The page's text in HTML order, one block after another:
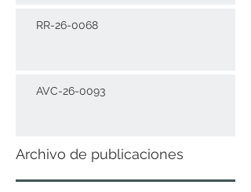
RR-26-0068
AVC-26-0093
Archivo de publicaciones